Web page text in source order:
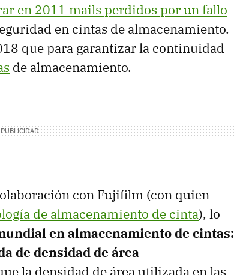
en 2011 mails perdidos por un fallo
en cintas de almacenamiento.
que para garantizar la continuidad
de almacenamiento.
con Fujifilm (con quien
de almacenamiento de cinta), lo
en almacenamiento de cintas:
de densidad de área
la densidad de área utilizada en las